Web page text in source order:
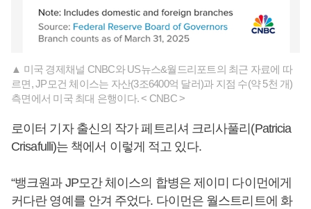
▲ 미국 경제채널 CNBC와 US뉴스&월드리포트의 최근 자료에 따
르면, JP모건 체이스는 자산(3조6400억 달러)과 지점 수(약 5천 개)
측면에서 미국 최대 은행이다. < CNBC >
로이터 기자 출신의 작가 페트리셔 크리사풀리(Patricia
Crisafulli)는 책에서 이렇게 적고 있다.
“뱅크원과 JP모간 체이스의 합병은 제이미 다이먼에게
커다란 영예를 안겨 주었다. 다이먼은 월스트리트에 화